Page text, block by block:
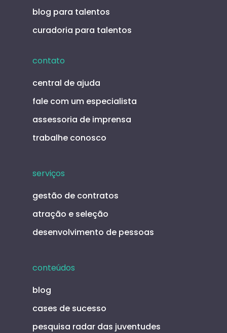
blog para talentos
curadoria para talentos
contato
central de ajuda
fale com um especialista
assessoria de imprensa
trabalhe conosco
serviços
gestão de contratos
atração e seleção
desenvolvimento de pessoas
conteúdos
blog
cases de sucesso
pesquisa radar das juventudes